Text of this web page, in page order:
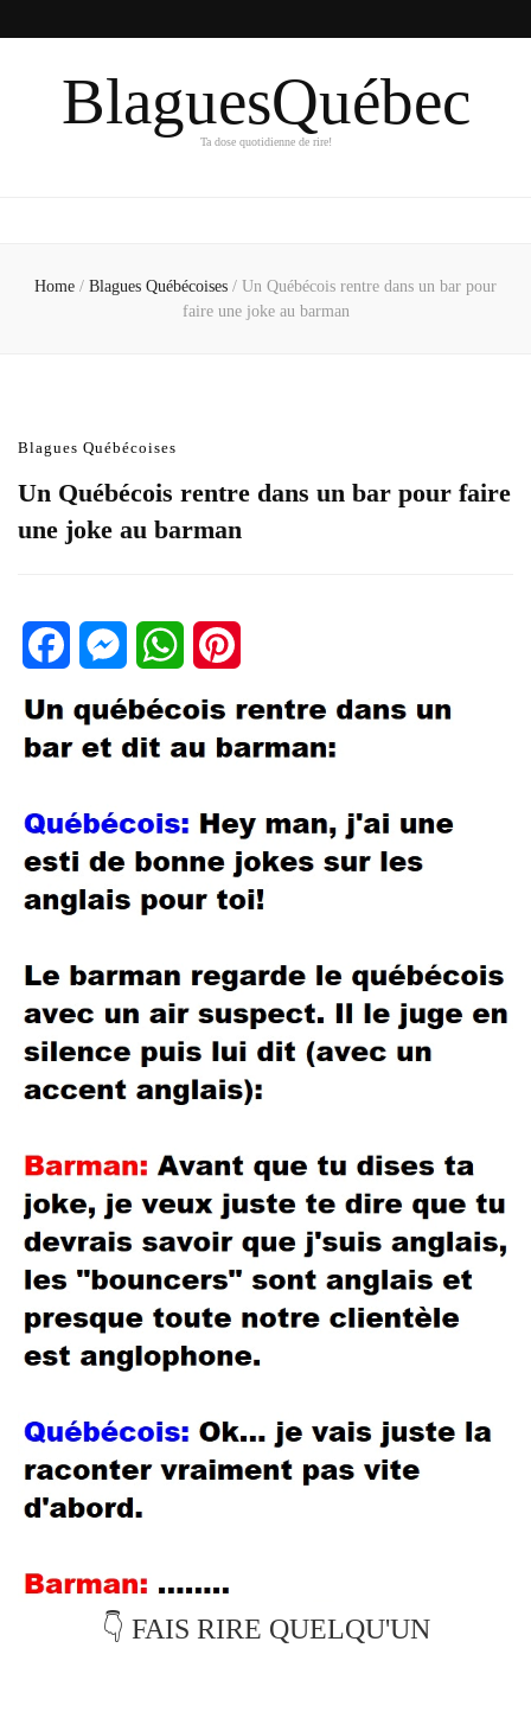
BlaguesQuébec
Ta dose quotidienne de rire!
Home / Blagues Québécoises / Un Québécois rentre dans un bar pour
faire une joke au barman
Blagues Québécoises
Un Québécois rentre dans un bar pour faire
une joke au barman
👇 FAIS RIRE QUELQU'UN